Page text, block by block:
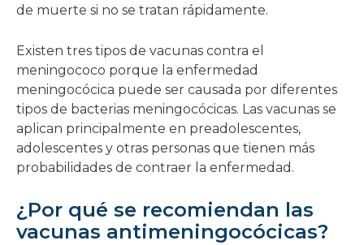
de muerte si no se tratan rápidamente.
Existen tres tipos de vacunas contra el
meningococo porque la enfermedad
meningocócica puede ser causada por diferentes
tipos de bacterias meningocócicas. Las vacunas se
aplican principalmente en preadolescentes,
adolescentes y otras personas que tienen más
probabilidades de contraer la enfermedad.
¿Por qué se recomiendan las
vacunas antimeningocócicas?